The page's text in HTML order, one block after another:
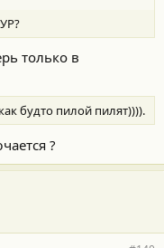
только в
будто пилой пилят)))).
?